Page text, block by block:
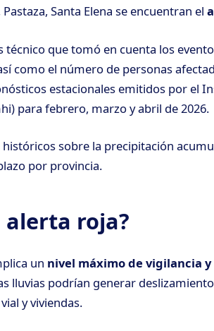
Santa Elena se encuentran el
técnico que tomó en cuenta los
como el número de personas
estacionales emitidos por el
para febrero, marzo y abril de 2026.
sobre la precipitación
por provincia.
alerta roja?
un nivel máximo de vigilancia
lluvias podrían generar
y viviendas.